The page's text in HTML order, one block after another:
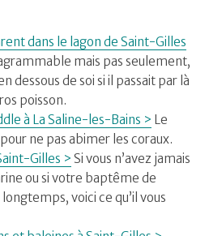
dans le lagon de Saint-Gilles
mais pas seulement,
dessous de soi si il passait par là
poisson.
à La Saline-les-Bains > Le
ne pas abimer les coraux.
Gilles > Si vous n’avez jamais
ou si votre baptême de
voici ce qu’il vous